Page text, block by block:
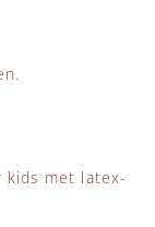
kids met latex-